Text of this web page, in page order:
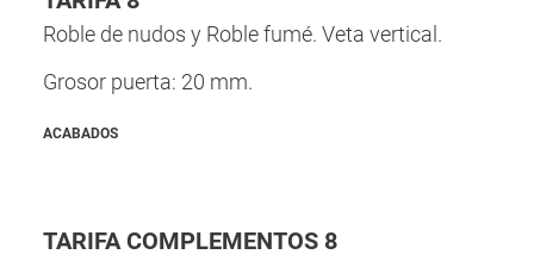
Roble de nudos y Roble fumé. Veta vertical.
Grosor puerta: 20 mm.
ACABADOS
TARIFA COMPLEMENTOS 8